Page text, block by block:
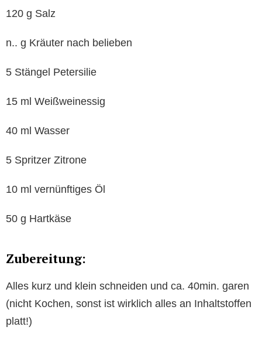
120 g Salz
n.. g Kräuter nach belieben
5 Stängel Petersilie
15 ml Weißweinessig
40 ml Wasser
5 Spritzer Zitrone
10 ml vernünftiges Öl
50 g Hartkäse
Zubereitung:
Alles kurz und klein schneiden und ca. 40min. garen
(nicht Kochen, sonst ist wirklich alles an Inhaltstoffen
platt!)